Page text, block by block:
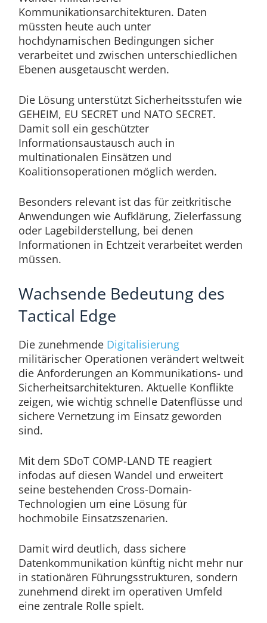
Kommunikationsarchitekturen. Daten
müssten heute auch unter
hochdynamischen Bedingungen sicher
verarbeitet und zwischen unterschiedlichen
Ebenen ausgetauscht werden.
Die Lösung unterstützt Sicherheitsstufen wie
GEHEIM, EU SECRET und NATO SECRET.
Damit soll ein geschützter
Informationsaustausch auch in
multinationalen Einsätzen und
Koalitionsoperationen möglich werden.
Besonders relevant ist das für zeitkritische
Anwendungen wie Aufklärung, Zielerfassung
oder Lagebilderstellung, bei denen
Informationen in Echtzeit verarbeitet werden
müssen.
Wachsende Bedeutung des
Tactical Edge
Die zunehmende Digitalisierung
militärischer Operationen verändert weltweit
die Anforderungen an Kommunikations- und
Sicherheitsarchitekturen. Aktuelle Konflikte
zeigen, wie wichtig schnelle Datenflüsse und
sichere Vernetzung im Einsatz geworden
sind.
Mit dem SDoT COMP-LAND TE reagiert
infodas auf diesen Wandel und erweitert
seine bestehenden Cross-Domain-
Technologien um eine Lösung für
hochmobile Einsatzszenarien.
Damit wird deutlich, dass sichere
Datenkommunikation künftig nicht mehr nur
in stationären Führungsstrukturen, sondern
zunehmend direkt im operativen Umfeld
eine zentrale Rolle spielt.